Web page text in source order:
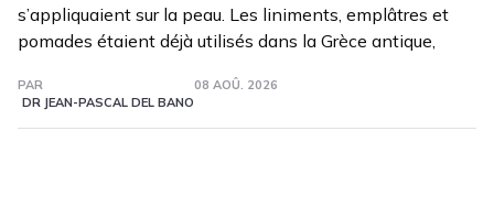
s’appliquaient sur la peau. Les liniments, emplâtres et
pomades étaient déjà utilisés dans la Grèce antique,
PAR
DR JEAN-PASCAL DEL BANO
08 AOÛ. 2026